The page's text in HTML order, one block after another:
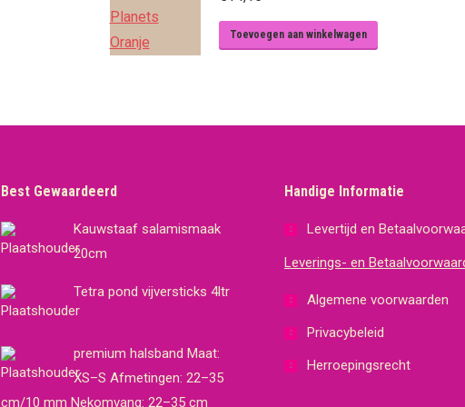
Toevoegen aan winkelwagen
Best Gewaardeerd
Kauwstaaf salamismaak
20cm
Tetra pond vijversticks 4ltr
premium halsband Maat:
XS–S Afmetingen: 22–35
cm/10 mm Nekomvang: 22–35 cm
Handige Informatie
Levertijd en
Leverings- en
Algemene voorwaarden
Privacybeleid
Herroepingsrecht